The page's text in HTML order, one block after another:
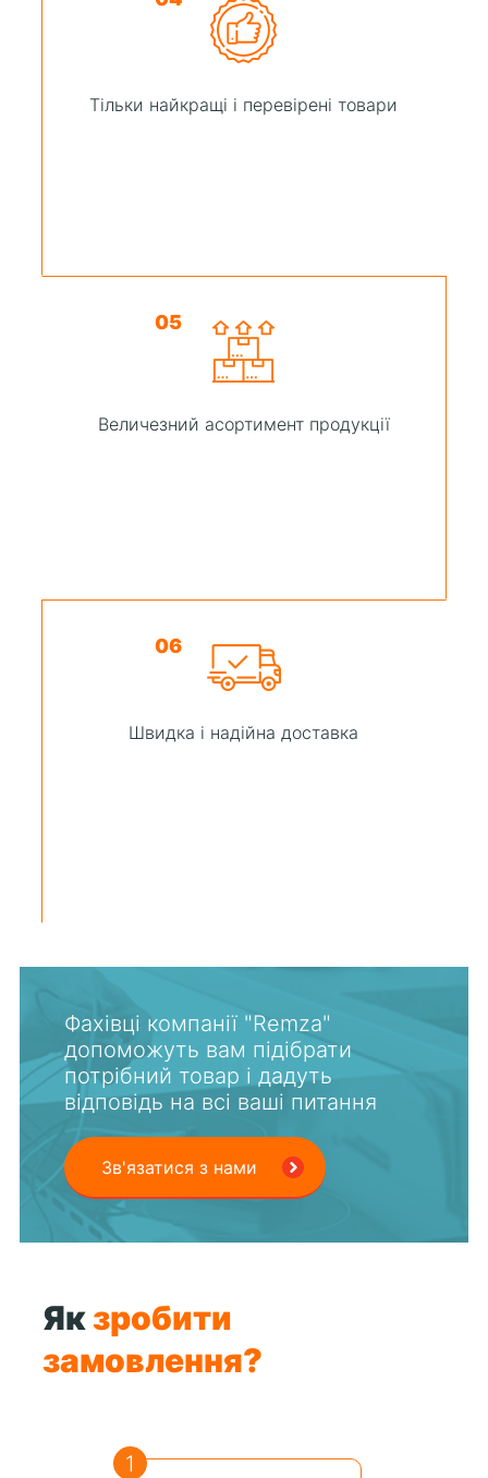
Тільки найкращі і перевірені товари
05
Величезний асортимент продукції
06
Швидка і надійна доставка
Фахівці компанії "Remza"
допоможуть вам підібрати
потрібний товар і дадуть
відповідь на всі ваші питання
Зв'язатися з нами
Якзробити
замовлення?
1